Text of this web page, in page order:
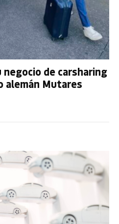
de carsharing
alemán Mutares